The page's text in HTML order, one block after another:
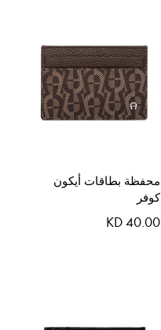
محفظة بطاقات أيكون
كوفر
KD 40.00